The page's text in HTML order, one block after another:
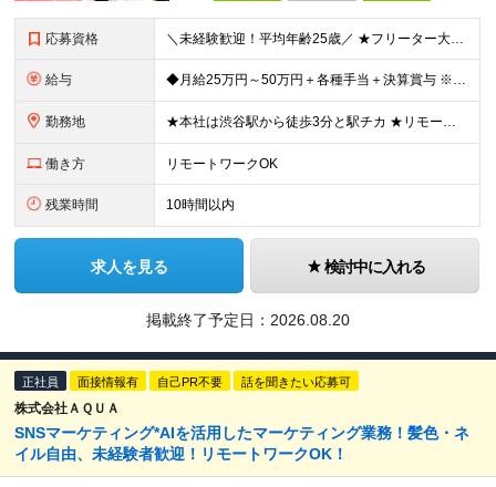
応募資格 ＼未経験歓迎！平均年齢25歳／ ★フリーター大歓迎 ★第二新卒歓迎 ★学歴不問 ＼100％ポテンシャル採用を実施！／ タイピングやofficeソフトなど、スキル・経験は一切問いません。 実際、今活躍
給与 ◆月給25万円～50万円＋各種手当＋決算賞与 ※経験・能力を考慮の上、決定します。 ※上記金額には固定残業代（22時間分／3万5200円～）を含む。超過分は別途全額支給。 ★各種手当が充実！ ・決
勤務地 ★本社は渋谷駅から徒歩3分と駅チカ ★リモートワークOK！ ★転勤はありません ★U・Iターン歓迎！ 【本社】 東京都渋谷区渋谷3-6-3 渋谷363清水ビル7F (変更の範囲)上記を除く当社関連
働き方 リモートワークOK
残業時間 10時間以内
求人を見る 検討中に入れる
掲載終了予定日： 2026.08.20
正社員 面接情報有 自己PR不要 話を聞きたい応募可
株式会社ＡＱＵＡ
SNSマーケティング*AIを活用したマーケティング業務！髪色・ネ
イル自由、未経験者歓迎！リモートワークOK！